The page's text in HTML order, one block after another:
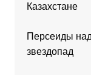
Казахстане
Персеиды над
звездопад